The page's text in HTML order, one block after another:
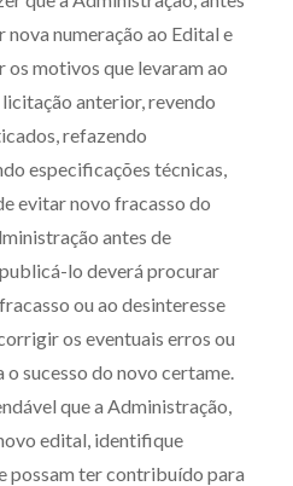
numeração ao Edital e
os motivos que levaram ao
anterior, revendo
refazendo
especificações técnicas,
evitar novo fracasso do
antes de
lo deverá procurar
ou ao desinteresse
os eventuais erros ou
sucesso do novo certame.
que a Administração,
edital, identifique
possam ter contribuído para